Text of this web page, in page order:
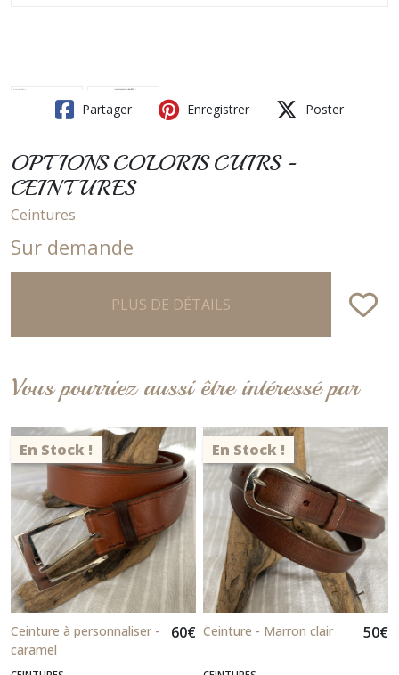
Partager Enregistrer Poster
OPTIONS COLORIS CUIRS -
CEINTURES
Ceintures
Sur demande
PLUS DE DÉTAILS
Vous pourriez aussi être intéressé par
En Stock !
Ceinture à personnaliser -
caramel
60€
En Stock !
Ceinture - Marron clair 50€